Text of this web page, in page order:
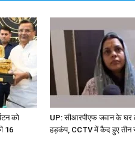
को
16
UP: सीआरपीएफ जवान के घर
हड़कंप, CCTV में कैद हुए तीन